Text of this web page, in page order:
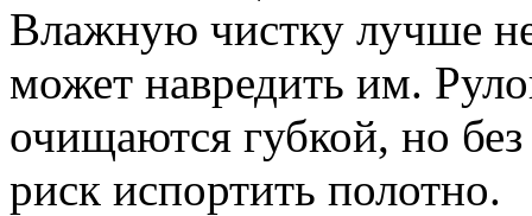
Влажную чистку лучше
может навредить им.
очищаются губкой, но
риск испортить полотно.